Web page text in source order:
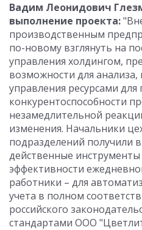
Вадим Леонидович
выполнение проекта:
производственным
по-новому взглянуть на
управления холдингом,
возможности для
управления ресурсами
конкурентоспособности
незамедлительной
изменения. Начальники
подразделений получили
действенные
эффективности
работники – для
учета в полном
российского
стандартами ООО